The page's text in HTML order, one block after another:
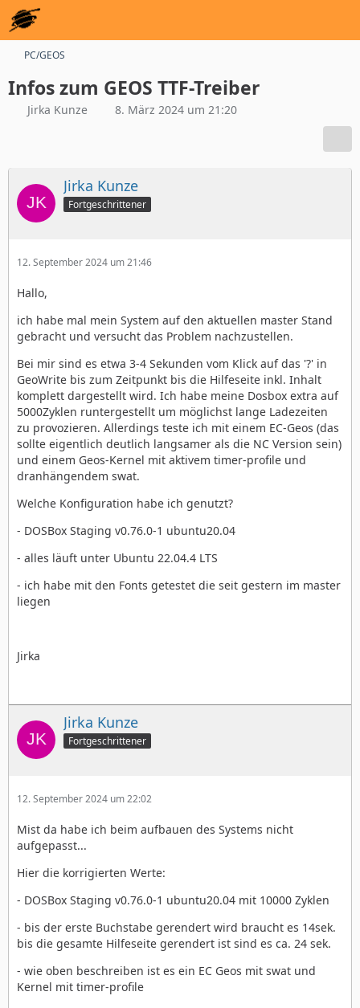
PC/GEOS
Infos zum GEOS TTF-Treiber
Jirka Kunze 8. März 2024 um 21:20
Jirka Kunze
Fortgeschrittener
12. September 2024 um 21:46
Hallo,
ich habe mal mein System auf den aktuellen master Stand
gebracht und versucht das Problem nachzustellen.
Bei mir sind es etwa 3-4 Sekunden vom Klick auf das '?' in
GeoWrite bis zum Zeitpunkt bis die Hilfeseite inkl. Inhalt
komplett dargestellt wird. Ich habe meine Dosbox extra auf
5000Zyklen runtergestellt um möglichst lange Ladezeiten
zu provozieren. Allerdings teste ich mit einem EC-Geos (das
sollte eigentlich deutlich langsamer als die NC Version sein)
und einem Geos-Kernel mit aktivem timer-profile und
dranhängendem swat.
Welche Konfiguration habe ich genutzt?
- DOSBox Staging v0.76.0-1 ubuntu20.04
- alles läuft unter Ubuntu 22.04.4 LTS
- ich habe mit den Fonts getestet die seit gestern im master
liegen
Jirka
Jirka Kunze
Fortgeschrittener
12. September 2024 um 22:02
Mist da habe ich beim aufbauen des Systems nicht
aufgepasst...
Hier die korrigierten Werte:
- DOSBox Staging v0.76.0-1 ubuntu20.04 mit 10000 Zyklen
- bis der erste Buchstabe gerendert wird braucht es 14sek.
bis die gesamte Hilfeseite gerendert ist sind es ca. 24 sek.
- wie oben beschreiben ist es ein EC Geos mit swat und
Kernel mit timer-profile